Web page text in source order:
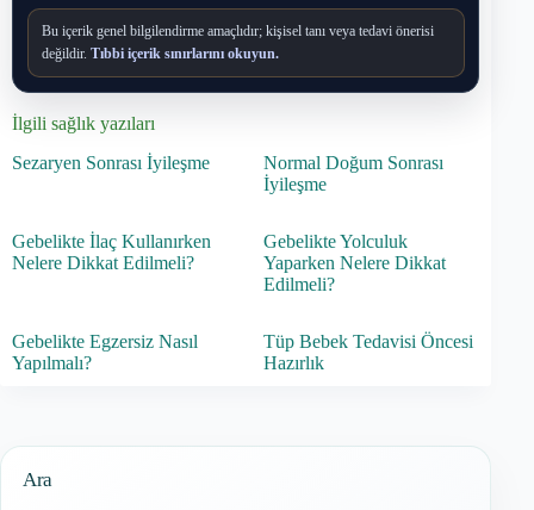
Bu içerik genel bilgilendirme amaçlıdır; kişisel tanı veya tedavi önerisi
değildir. Tıbbi içerik sınırlarını okuyun.
İlgili sağlık yazıları
Sezaryen Sonrası İyileşme
Normal Doğum Sonrası
İyileşme
Gebelikte İlaç Kullanırken
Nelere Dikkat Edilmeli?
Gebelikte Yolculuk
Yaparken Nelere Dikkat
Edilmeli?
Gebelikte Egzersiz Nasıl
Yapılmalı?
Tüp Bebek Tedavisi Öncesi
Hazırlık
Ara